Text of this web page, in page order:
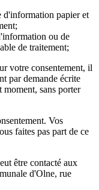
d'information papier et
ou de
de traitement;
votre consentement, il
par demande écrite
moment, sans porter
Vos
faites pas part de ce
être contacté aux
d'Olne, rue